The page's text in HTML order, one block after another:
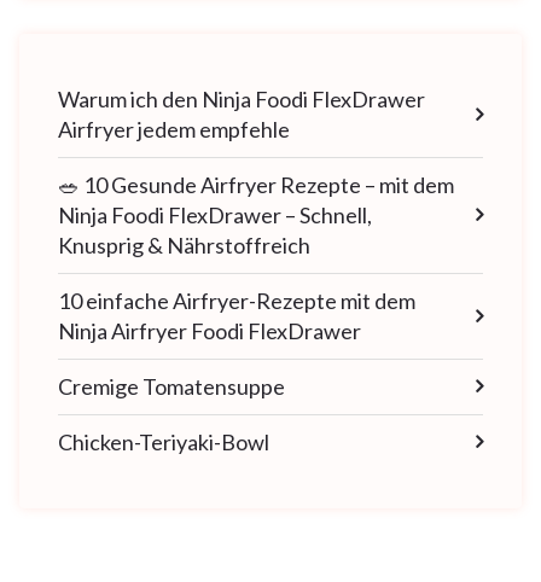
Warum ich den Ninja Foodi FlexDrawer
Airfryer jedem empfehle
🥗 10 Gesunde Airfryer Rezepte – mit dem
Ninja Foodi FlexDrawer – Schnell,
Knusprig & Nährstoffreich
10 einfache Airfryer-Rezepte mit dem
Ninja Airfryer Foodi FlexDrawer
Cremige Tomatensuppe
Chicken-Teriyaki-Bowl